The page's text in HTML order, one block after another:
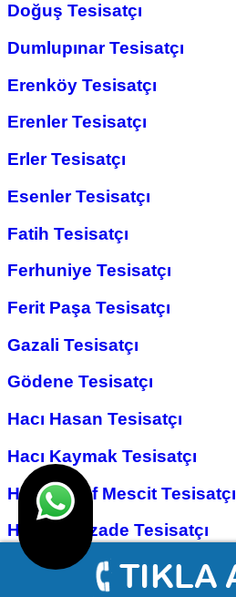
Doğuş Tesisatçı
Dumlupınar Tesisatçı
Erenköy Tesisatçı
Erenler Tesisatçı
Erler Tesisatçı
Esenler Tesisatçı
Fatih Tesisatçı
Ferhuniye Tesisatçı
Ferit Paşa Tesisatçı
Gazali Tesisatçı
Gödene Tesisatçı
Hacı Hasan Tesisatçı
Hacı Kaymak Tesisatçı
Hacı Yusuf Mescit Tesisatçı
Hacıveyiszade Tesisatçı
Hamza Oğlu Tesisatçı